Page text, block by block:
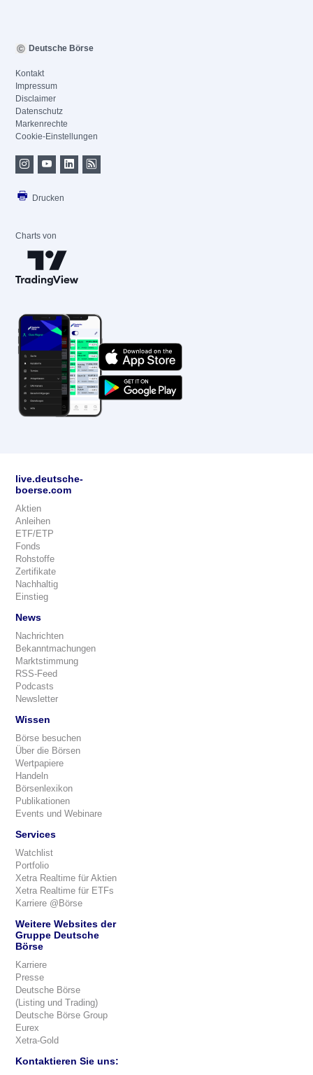
Deutsche Börse
Kontakt
Impressum
Disclaimer
Datenschutz
Markenrechte
Cookie-Einstellungen
Drucken
Charts von
live.deutsche-
boerse.com
Aktien
Anleihen
ETF/ETP
Fonds
Rohstoffe
Zertifikate
Nachhaltig
Einstieg
News
Nachrichten
Bekanntmachungen
Marktstimmung
RSS-Feed
Podcasts
Newsletter
Wissen
Börse besuchen
Über die Börsen
Wertpapiere
Handeln
Börsenlexikon
Publikationen
Events und Webinare
Services
Watchlist
Portfolio
Xetra Realtime für Aktien
Xetra Realtime für ETFs
Karriere @Börse
Weitere Websites der
Gruppe Deutsche
Börse
Karriere
Presse
Deutsche Börse
(Listing und Trading)
Deutsche Börse Group
Eurex
Xetra-Gold
Kontaktieren Sie uns: